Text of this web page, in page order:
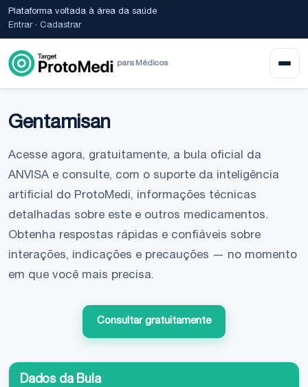
Plataforma voltada à área da saúde
Entrar· Cadastrar
para Médicos
Gentamisan
Acesse agora, gratuitamente, a bula oficial da
ANVISA e consulte, com o suporte da inteligência
artificial do ProtoMedi, informações técnicas
detalhadas sobre este e outros medicamentos.
Obtenha respostas rápidas e confiáveis sobre
interações, indicações e precauções — no momento
em que você mais precisa.
Consultar gratuitamente
Dados da Bula